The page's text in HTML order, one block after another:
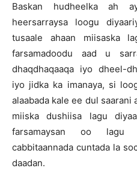
Baskan hudheelka ah
heersarraysa loogu
tusaale ahaan miisaska
farsamadoodu aad u
dhaqdhaqaaqa iyo dheel-
iyo jidka ka imanaya, si
alaabada kale ee dul saarani
miiska dushiisa lagu
farsamaysan oo lagu
cabbitaannada cuntada la
daadan.